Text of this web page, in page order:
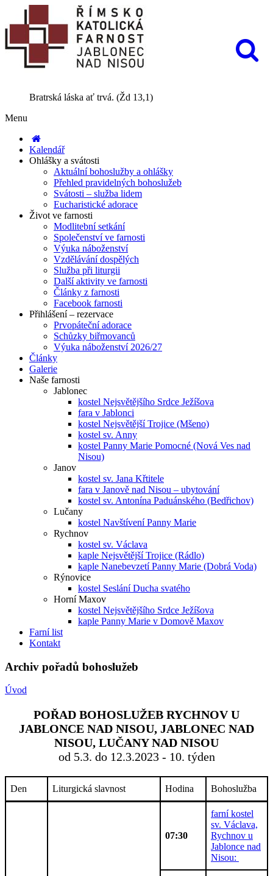
Bratrská láska ať trvá. (Žd 13,1)
Menu
Kalendář
Ohlášky a svátosti
Aktuální bohoslužby a ohlášky
Přehled pravidelných bohoslužeb
Svátosti – služba lidem
Eucharistické adorace
Život ve farnosti
Modlitební setkání
Společenství ve farnosti
Výuka náboženství
Vzdělávání dospělých
Služba při liturgii
Další aktivity ve farnosti
Články z farnosti
Facebook farnosti
Přihlášení – rezervace
Prvopáteční adorace
Schůzky biřmovanců
Výuka náboženství 2026/27
Články
Galerie
Naše farnosti
Jablonec
kostel Nejsvětějšího Srdce Ježíšova
fara v Jablonci
kostel Nejsvětější Trojice (Mšeno)
kostel sv. Anny
kostel Panny Marie Pomocné (Nová Ves nad
Nisou)
Janov
kostel sv. Jana Křtitele
fara v Janově nad Nisou – ubytování
kostel sv. Antonína Paduánského (Bedřichov)
Lučany
kostel Navštívení Panny Marie
Rychnov
kostel sv. Václava
kaple Nejsvětější Trojice (Rádlo)
kaple Nanebevzetí Panny Marie (Dobrá Voda)
Rýnovice
kostel Seslání Ducha svatého
Horní Maxov
kostel Nejsvětějšího Srdce Ježíšova
kaple Panny Marie v Domově Maxov
Farní list
Kontakt
Archiv pořadů bohoslužeb
Úvod
POŘAD BOHOSLUŽEB RYCHNOV U
JABLONCE NAD NISOU, JABLONEC NAD
NISOU, LUČANY NAD NISOU
od 5.3. do 12.3.2023 - 10. týden
Den Liturgická slavnost Hodina Bohoslužba
07:30
farní kostel
sv. Václava,
Rychnov u
Jablonce nad
Nisou: